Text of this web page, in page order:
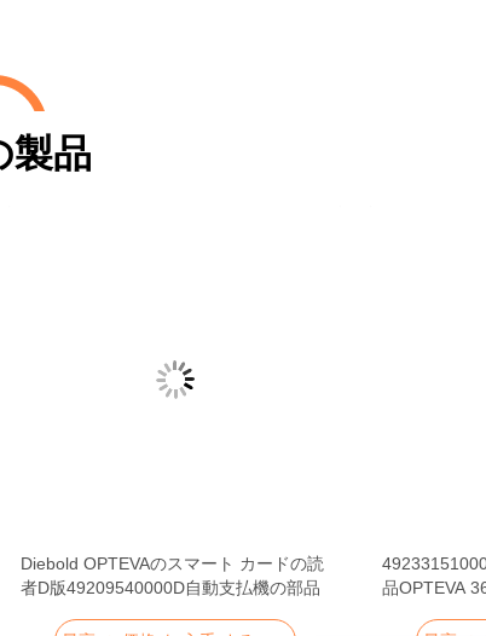
製品
Diebold OPTEVAのスマート カードの読
者D版49209540000D自動支払機の部品
品OPTEVA